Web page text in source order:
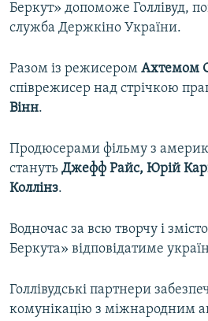
Усі сайти RFE/RL
Беркут» допоможе Голлівуд,
служба Держкіно України.
Разом із режисером Ахтемом
співрежисер над стрічкою
Вінн.
Продюсерами фільму з
стануть Джефф Райс, Юрій
Коллінз.
Водночас за всю творчу і
Беркута» відповідатиме
Голлівудські партнери
комунікацію з міжнародним